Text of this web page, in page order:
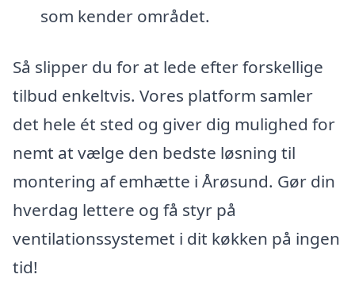
som kender området.
Så slipper du for at lede efter forskellige
tilbud enkeltvis. Vores platform samler
det hele ét sted og giver dig mulighed for
nemt at vælge den bedste løsning til
montering af emhætte i Årøsund. Gør din
hverdag lettere og få styr på
ventilationssystemet i dit køkken på ingen
tid!